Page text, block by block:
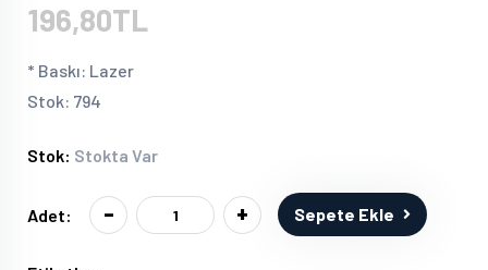
196,80TL
* Baskı: Lazer
Stok: 794
Stok: Stokta Var
Adet: - + Sepete Ekle